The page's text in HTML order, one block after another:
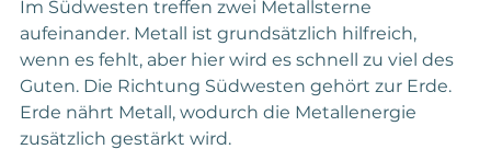
Im Südwesten treffen zwei Metallsterne
aufeinander. Metall ist grundsätzlich hilfreich,
wenn es fehlt, aber hier wird es schnell zu viel des
Guten. Die Richtung Südwesten gehört zur Erde.
Erde nährt Metall, wodurch die Metallenergie
zusätzlich gestärkt wird.